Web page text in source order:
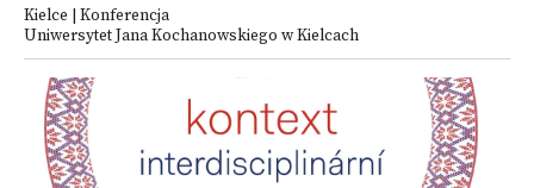
Kielce | Konferencja
Uniwersytet Jana Kochanowskiego w Kielcach